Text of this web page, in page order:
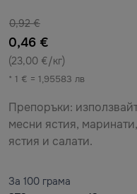
0,92 €
0,46 €
(23,00 €/кг)
* 1 € = 1,95583 лв
Препоръки:
месни ястия,
ястия и салати.
За 100 грама